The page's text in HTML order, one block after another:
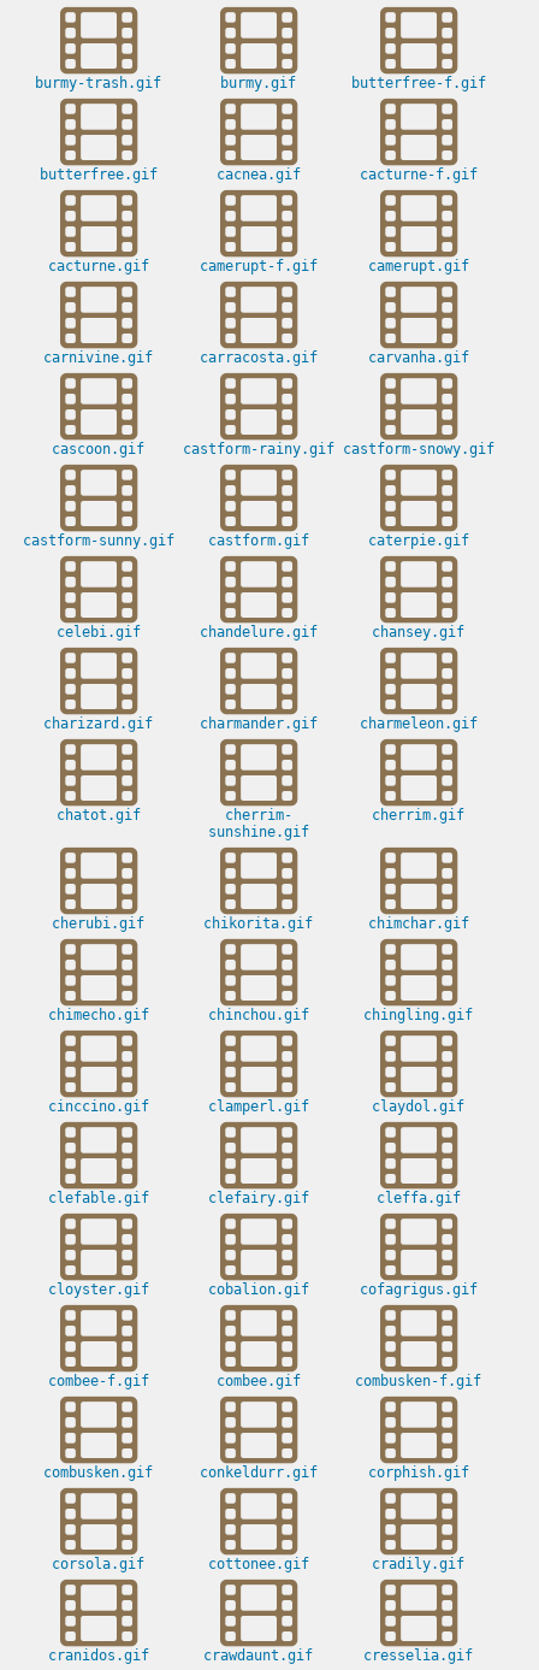
burmy-trash.gif burmy.gif butterfree-f.gif
butterfree.gif cacnea.gif cacturne-f.gif
cacturne.gif camerupt-f.gif camerupt.gif
carnivine.gif carracosta.gif carvanha.gif
cascoon.gif castform-rainy.gif castform-snowy.gif
castform-sunny.gif castform.gif caterpie.gif
celebi.gif chandelure.gif chansey.gif
charizard.gif charmander.gif charmeleon.gif
chatot.gif
cherrim-
sunshine.gif
cherrim.gif
cherubi.gif chikorita.gif chimchar.gif
chimecho.gif chinchou.gif chingling.gif
cinccino.gif clamperl.gif claydol.gif
clefable.gif clefairy.gif cleffa.gif
cloyster.gif cobalion.gif cofagrigus.gif
combee-f.gif combee.gif combusken-f.gif
combusken.gif conkeldurr.gif corphish.gif
corsola.gif cottonee.gif cradily.gif
cranidos.gif crawdaunt.gif cresselia.gif